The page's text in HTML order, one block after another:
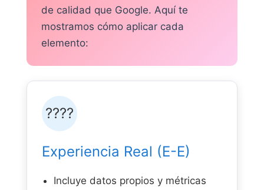
de calidad que Google. Aquí te
mostramos cómo aplicar cada
elemento:
????
Experiencia Real (E-E)
Incluye datos propios y métricas